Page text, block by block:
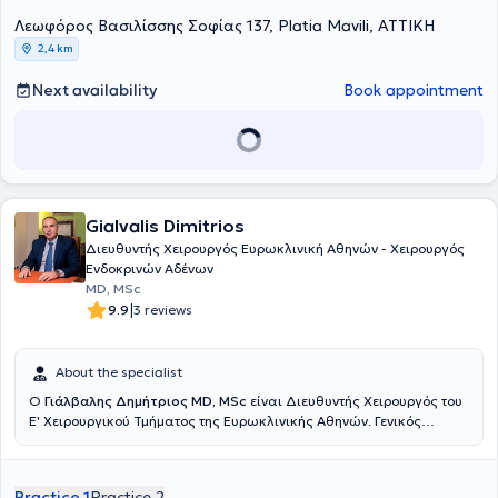
διατριβών των φοιτητών του Πανεπιστημίου.
είναι τακτικό και ενεργό μέλος της Γερμανικής Εταιρίας
Χειρουργικής Ενδοκρινών Αδένων, της Γερμανικής Εταιρίας Γενικής
και Σπλαχνικής Χειρουργικής και μέλος του Συλλόγου Χειρουργών
Γερμανίας.
Λεωφόρος Βασιλίσσης Σοφίας 137, Platia Mavili, ΑΤΤΙΚΗ
2,4 km
Next availability Book appointment
Gialvalis Dimitrios
Διευθυντής Χειρουργός Ευρωκλινική Αθηνών - Χειρουργός
Ενδοκρινών Αδένων
MD, MSc
9.9|3 reviews
About the specialist
Ο Γιάλβαλης Δημήτριος MD, MSc είναι Διευθυντής Χειρουργός του
Ε' Χειρουργικού Τμήματος της Ευρωκλινικής Αθηνών. Γενικός
Λαπαροσκοπική & Ρομποτική Χειρουργική και κάτοχος τίτλου